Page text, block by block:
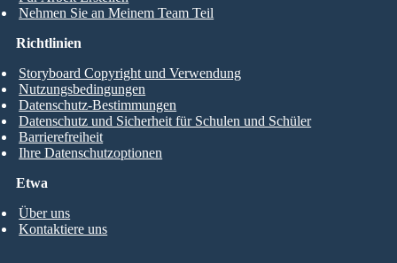
Nehmen Sie an Meinem Team Teil
Etwa
Über uns
Kontaktiere uns
Richtlinien
Storyboard Copyright und Verwendung
Nutzungsbedingungen
Datenschutz-Bestimmungen
Datenschutz und Sicherheit für Schulen und Schüler
Barrierefreiheit
Ihre Datenschutzoptionen